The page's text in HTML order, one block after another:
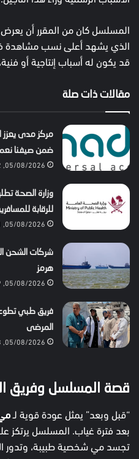
المسلسل كان من المقرر أن
الذي يشهد أعلى نسب مشاهدة
قد يكون له أسباب إنتاجية أو
مقالات ذات صلة
مركز مدى يعزز
ضمن صيفنا
05/08/2026, 11:52 مساءً
وزارة الصحة
للرقابة
05/08/2026, 11:51 مساءً
شركات الشحن
هرمز
05/08/2026, 11:29 مساءً
فريق طبي
المرضى
05/08/2026, 9:13 مساءً
قصة المسلسل وفريق
“قبل وبعد” يمثل عودة قوية لـ
بعد فترة غياب. المسلسل يرتكز
تجسد مي شخصية طبيبة، وتدور